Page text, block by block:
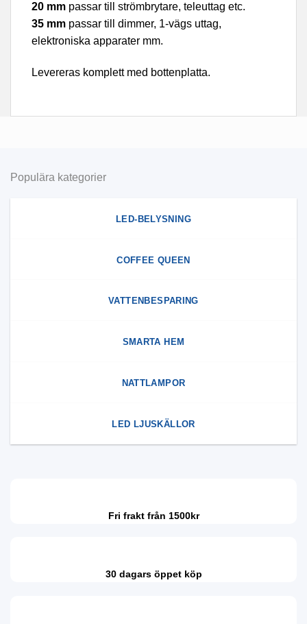
20 mm passar till strömbrytare, teleuttag etc.
35 mm passar till dimmer, 1-vägs uttag,
elektroniska apparater mm.
Levereras komplett med bottenplatta.
Populära kategorier
LED-BELYSNING
COFFEE QUEEN
VATTENBESPARING
SMARTA HEM
NATTLAMPOR
LED LJUSKÄLLOR
Fri frakt från 1500kr
30 dagars öppet köp